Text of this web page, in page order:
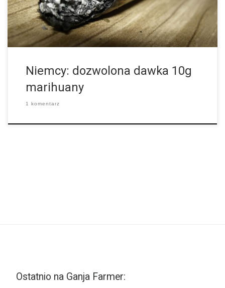
kierunku całkowitej dekryminalizacji marihuany. Dotychczas
takiego kroku nie podjął się żaden inny ze […]
Niemcy: dozwolona dawka 10g
marihuany
1 komentarz
Ostatnio na Ganja Farmer: